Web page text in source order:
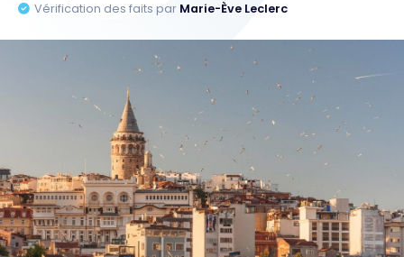
Vérification des faits par Marie-Ève Leclerc